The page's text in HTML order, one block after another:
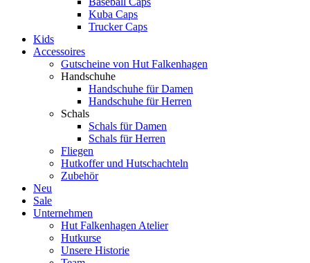
Kuba Caps
Trucker Caps
Kids
Accessoires
Gutscheine von Hut Falkenhagen
Handschuhe
Handschuhe für Damen
Handschuhe für Herren
Schals
Schals für Damen
Schals für Herren
Fliegen
Hutkoffer und Hutschachteln
Zubehör
Neu
Sale
Unternehmen
Hut Falkenhagen Atelier
Hutkurse
Unsere Historie